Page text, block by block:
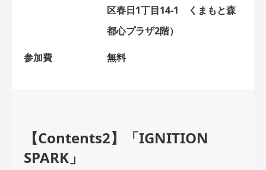
区春日1丁目14-1 くまもと森
都心プラザ2階）
参加費 無料
【Contents2】「IGNITION
SPARK」